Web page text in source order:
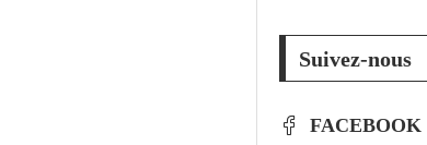
Suivez-nous
FACEBOOK